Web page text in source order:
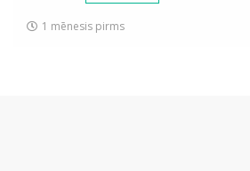
1 mēnesis pirms